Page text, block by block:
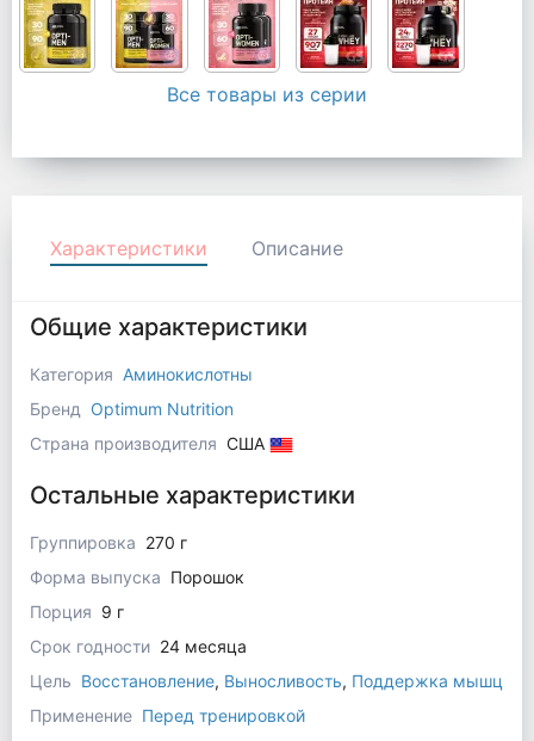
Все товары из серии
Характеристики Описание
Общие характеристики
Категория Аминокислотны
Бренд
Optimum Nutrition
Страна производителя США
Остальные характеристики
Группировка 270 г
Форма выпуска Порошок
Порция 9 г
Срок годности 24 месяца
Цель Восстановление, Выносливость, Поддержка мышц
Применение Перед тренировкой